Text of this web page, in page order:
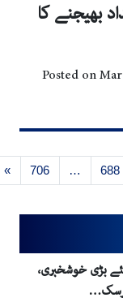
بھیجنے کا
Posted on
688
…
706
»
بڑی خوشخبری،